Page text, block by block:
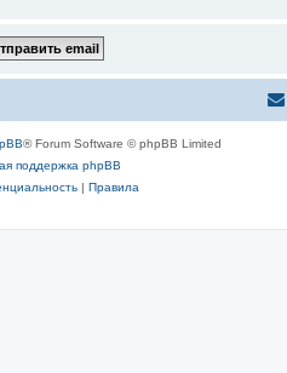
® Forum Software © phpBB Limited
поддержка phpBB
| Правила